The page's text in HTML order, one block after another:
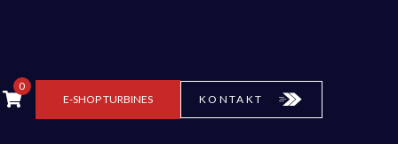
0
E-SHOPTURBINES KONTAKT